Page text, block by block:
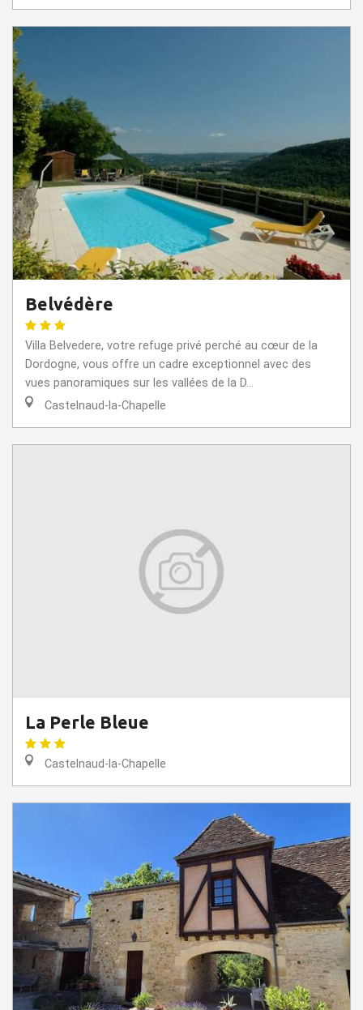
Belvédère
Villa Belvedere, votre refuge privé perché au cœur de la
Dordogne, vous offre un cadre exceptionnel avec des
vues panoramiques sur les vallées de la D...
Castelnaud-la-Chapelle
La Perle Bleue
Castelnaud-la-Chapelle